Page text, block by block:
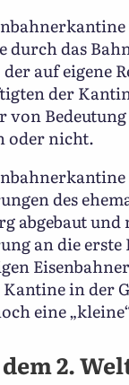
durch das
auf eigene
der
von
oder nicht.
des
abgebaut
an die erste
Kantine in der
eine
2.